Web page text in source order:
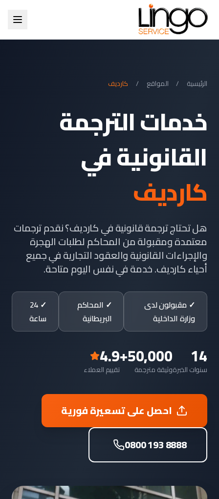
الرئيسية / المواقع / كارديف
خدمات الترجمة
القانونية في
كارديف
هل تحتاج ترجمة قانونية في كارديف؟ نقدم ترجمات
معتمدة ومقبولة من المحاكم لطلبات الهجرة
والإجراءات القانونية والعقود التجارية في جميع
أحياء كارديف. خدمة في نفس اليوم متاحة.
✓ مقبولون لدى
وزارة الداخلية
✓ المحاكم
البريطانية
✓ 24
ساعة
14
سنوات الخبرة50,000+
وثيقة مترجمة 4.9
تقييم العملاء
احصل على تسعيرة فورية
0800 193 8888